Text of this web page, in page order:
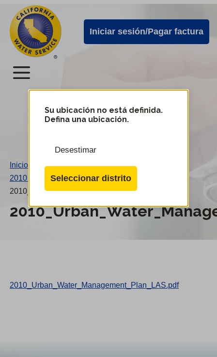
directamente
contenido
principal
Alertas
de
Cal
Water
Iniciar sesión/Pagar factura
Menú
Menú
servicio
de
Cal
Water
Su ubicación no está definida.
Defina una ubicación.
Desestimar
Seleccionar distrito
Inicio
2010 Plan de control urbano del agua (LAS)
2010_Urban_Water_Management_Plan_LAS.pdf
2010_Urban_Water_Management_Plan_LAS.pdf